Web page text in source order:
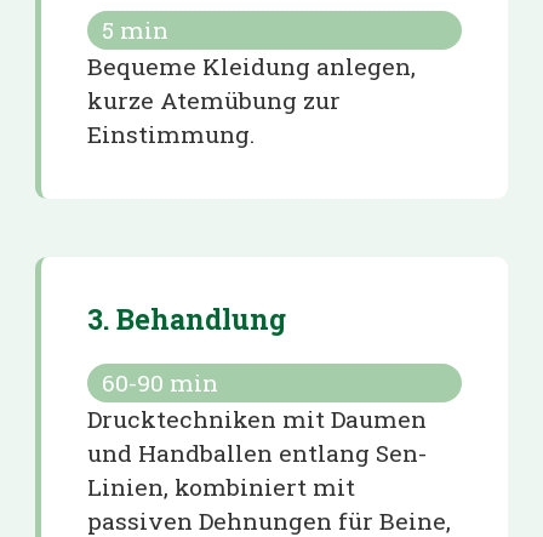
5 min
Bequeme Kleidung anlegen,
kurze Atemübung zur
Einstimmung.
3. Behandlung
60-90 min
Drucktechniken mit Daumen
und Handballen entlang Sen-
Linien, kombiniert mit
passiven Dehnungen für Beine,